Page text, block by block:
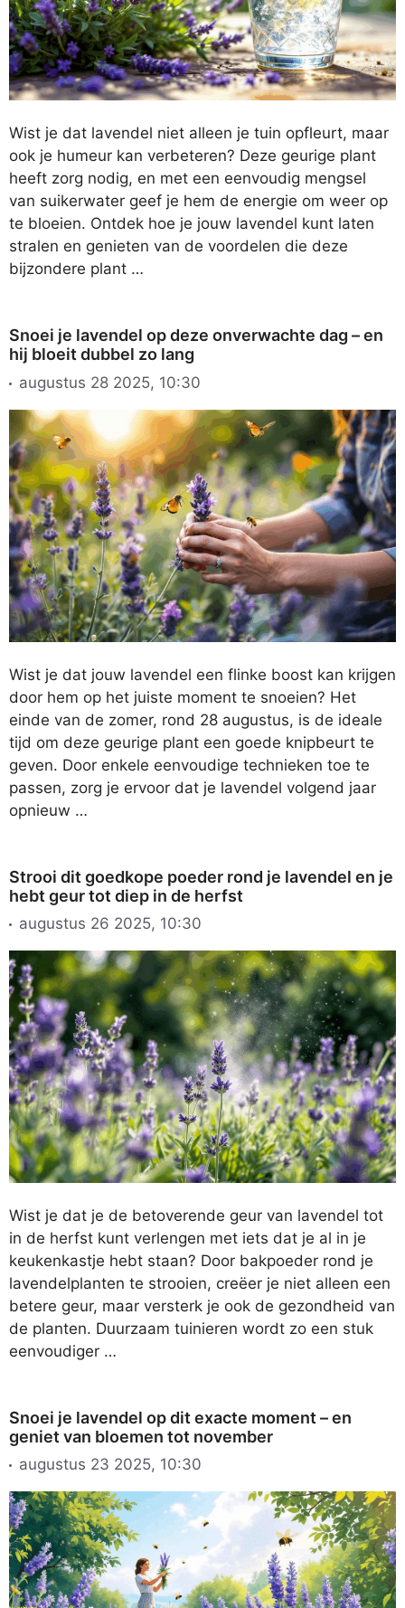
Wist je dat lavendel niet alleen je tuin opfleurt, maar
ook je humeur kan verbeteren? Deze geurige plant
heeft zorg nodig, en met een eenvoudig mengsel
van suikerwater geef je hem de energie om weer op
te bloeien. Ontdek hoe je jouw lavendel kunt laten
stralen en genieten van de voordelen die deze
bijzondere plant …
Snoei je lavendel op deze onverwachte dag – en
hij bloeit dubbel zo lang
augustus 28 2025, 10:30
Wist je dat jouw lavendel een flinke boost kan krijgen
door hem op het juiste moment te snoeien? Het
einde van de zomer, rond 28 augustus, is de ideale
tijd om deze geurige plant een goede knipbeurt te
geven. Door enkele eenvoudige technieken toe te
passen, zorg je ervoor dat je lavendel volgend jaar
opnieuw …
Strooi dit goedkope poeder rond je lavendel en je
hebt geur tot diep in de herfst
augustus 26 2025, 10:30
Wist je dat je de betoverende geur van lavendel tot
in de herfst kunt verlengen met iets dat je al in je
keukenkastje hebt staan? Door bakpoeder rond je
lavendelplanten te strooien, creëer je niet alleen een
betere geur, maar versterk je ook de gezondheid van
de planten. Duurzaam tuinieren wordt zo een stuk
eenvoudiger …
Snoei je lavendel op dit exacte moment – en
geniet van bloemen tot november
augustus 23 2025, 10:30